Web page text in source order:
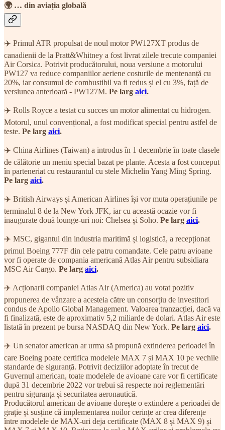
🌍 … din aviația globală
✈️ Primul ATR propulsat de noul motor PW127XT produs de
canadienii de la Pratt&Whitney a fost livrat zilele trecute companiei
Air Corsica. Potrivit producătorului, noua versiune a motorului
PW127 va reduce companiilor aeriene costurile de mentenanță cu
20%, iar consumul de combustibil va fi redus și el cu 3%, față de
versiunea anterioară - PW127M. Pe larg aici.
✈️ Rolls Royce a testat cu succes un motor alimentat cu hidrogen.
Motorul, unul convențional, a fost modificat special pentru astfel de
teste. Pe larg aici.
✈️ China Airlines (Taiwan) a introdus în 1 decembrie în toate clasele
de călătorie un meniu special bazat pe plante. Acesta a fost conceput
în parteneriat cu restaurantul cu stele Michelin Yang Ming Spring.
Pe larg aici.
✈️ British Airways și American Airlines își vor muta operațiunile pe
terminalul 8 de la New York JFK, iar cu această ocazie vor fi
inaugurate două lounge-uri noi: Chelsea și Soho. Pe larg aici.
✈️ MSC, gigantul din industria maritimă și logistică, a recepționat
primul Boeing 777F din cele patru comandate. Cele patru avioane
vor fi operate de compania americană Atlas Air pentru subsidiara
MSC Air Cargo. Pe larg aici.
✈️ Acționarii companiei Atlas Air (America) au votat pozitiv
propunerea de vânzare a acesteia către un consorțiu de investitori
condus de Apollo Global Management. Valoarea tranzacției, dacă va
fi finalizată, este de aproximativ 5,2 miliarde de dolari. Atlas Air este
listată în prezent pe bursa NASDAQ din New York. Pe larg aici.
✈️ Un senator american ar urma să propună extinderea perioadei în
care Boeing poate certifica modelele MAX 7 și MAX 10 pe vechile
standarde de siguranță. Potrivit deciziilor adoptate în trecut de
Guvernul american, toate modelele de avioane care vor fi certificate
după 31 decembrie 2022 vor trebui să respecte noi reglementări
pentru siguranța și securitatea aeronautică.
Producătorul american de avioane dorește o extindere a perioadei de
grație și susține că implementarea noilor cerințe ar crea diferențe
între modelele de MAX-uri deja certificate (MAX 8 și MAX 9) și